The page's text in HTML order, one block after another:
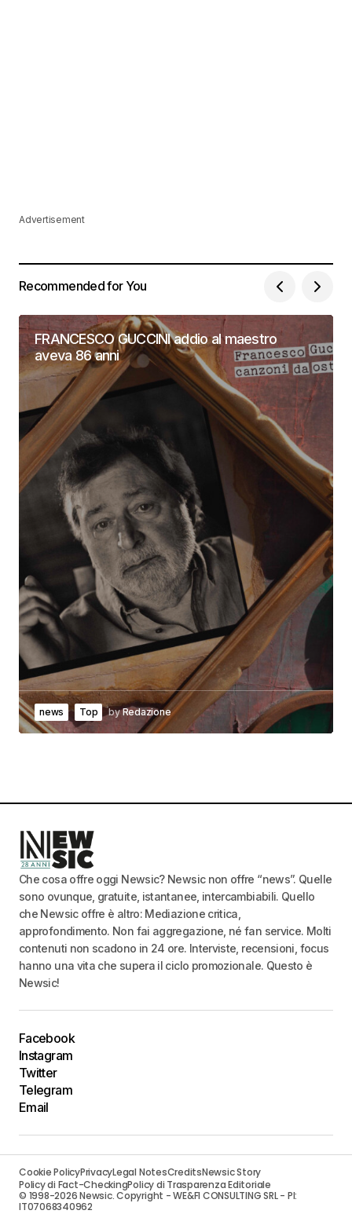
Advertisement
Recommended for You
FRANCESCO GUCCINI addio al maestro
aveva 86 anni
news Top byRedazione
Che cosa offre oggi Newsic? Newsic non offre “news”. Quelle
sono ovunque, gratuite, istantanee, intercambiabili. Quello
che Newsic offre è altro: Mediazione critica,
approfondimento. Non fai aggregazione, né fan service. Molti
contenuti non scadono in 24 ore. Interviste, recensioni, focus
hanno una vita che supera il ciclo promozionale. Questo è
Newsic!
Facebook
Instagram
Twitter
Telegram
Email
Cookie PolicyPrivacyLegal NotesCreditsNewsic Story
Policy di Fact-CheckingPolicy di Trasparenza Editoriale
© 1998-2026 Newsic. Copyright - WE&FI CONSULTING SRL - PI:
IT07068340962